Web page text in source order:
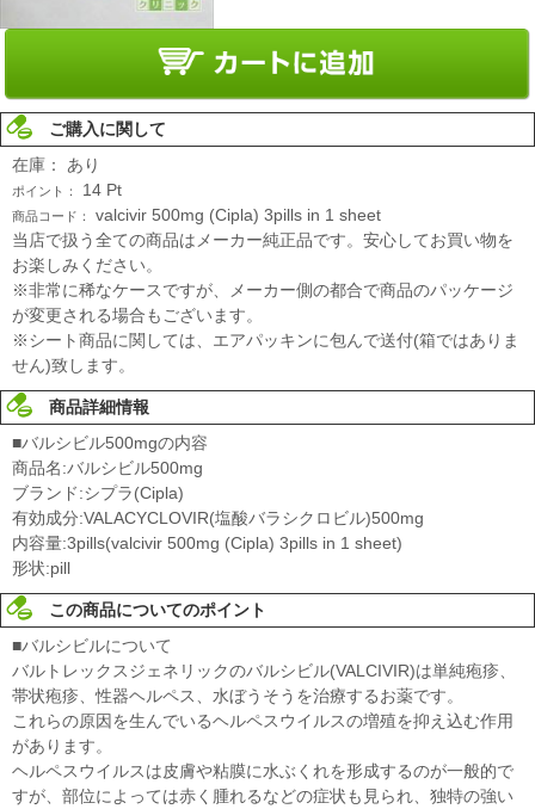
ご購入に関して
在庫： あり
ポイント： 14 Pt
商品コード：
valcivir 500mg (Cipla) 3pills in 1 sheet
当店で扱う全ての商品はメーカー純正品です。安心してお買い物を
お楽しみください。
※非常に稀なケースですが、メーカー側の都合で商品のパッケージ
が変更される場合もございます。
※シート商品に関しては、エアパッキンに包んで送付(箱ではありま
せん)致します。
商品詳細情報
■バルシビル500mgの内容
商品名:バルシビル500mg
ブランド:シプラ(Cipla)
有効成分:VALACYCLOVIR(塩酸バラシクロビル)500mg
内容量:3pills(valcivir 500mg (Cipla) 3pills in 1 sheet)
形状:pill
この商品についてのポイント
■バルシビルについて
バルトレックスジェネリックのバルシビル(VALCIVIR)は単純疱疹、
帯状疱疹、性器ヘルペス、水ぼうそうを治療するお薬です。
これらの原因を生んでいるヘルペスウイルスの増殖を抑え込む作用
があります。
ヘルペスウイルスは皮膚や粘膜に水ぶくれを形成するのが一般的で
すが、部位によっては赤く腫れるなどの症状も見られ、独特の強い